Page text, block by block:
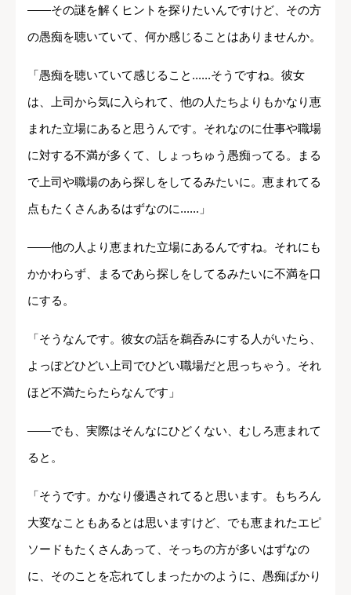
――その謎を解くヒントを探りたいんですけど、その方
の愚痴を聴いていて、何か感じることはありませんか。
「愚痴を聴いていて感じること......そうですね。彼女
は、上司から気に入られて、他の人たちよりもかなり恵
まれた立場にあると思うんです。それなのに仕事や職場
に対する不満が多くて、しょっちゅう愚痴ってる。まる
で上司や職場のあら探しをしてるみたいに。恵まれてる
点もたくさんあるはずなのに......」
――他の人より恵まれた立場にあるんですね。それにも
かかわらず、まるであら探しをしてるみたいに不満を口
にする。
「そうなんです。彼女の話を鵜呑みにする人がいたら、
よっぽどひどい上司でひどい職場だと思っちゃう。それ
ほど不満たらたらなんです」
――でも、実際はそんなにひどくない、むしろ恵まれて
ると。
「そうです。かなり優遇されてると思います。もちろん
大変なこともあるとは思いますけど、でも恵まれたエピ
ソードもたくさんあって、そっちの方が多いはずなの
に、そのことを忘れてしまったかのように、愚痴ばかり